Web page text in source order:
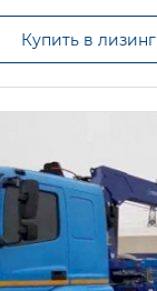
Купить в лизинг